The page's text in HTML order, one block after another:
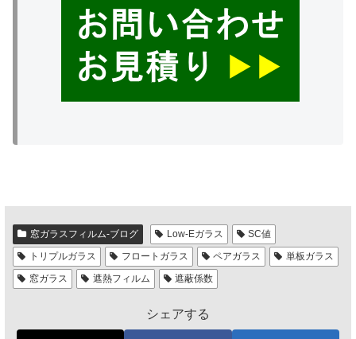
窓ガラスフィルム-ブログ Low-Eガラス
SC値
トリプルガラス
フロートガラス ペアガラス
単板ガラス
窓ガラス
遮熱フィルム 遮蔽係数
シェアする